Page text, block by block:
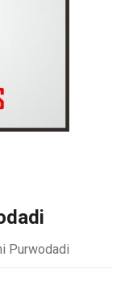
Purwodadi